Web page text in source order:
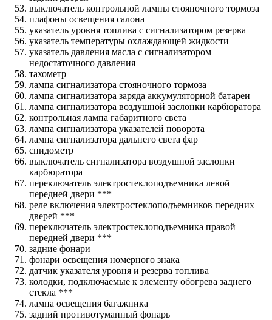
выключатель контрольной лампы стояночного тормоза
плафоны освещения салона
указатель уровня топлива с сигнализатором резерва
указатель температуры охлаждающей жидкости
указатель давления масла с сигнализатором
недостаточного давления
тахометр
лампа сигнализатора стояночного тормоза
лампа сигнализатора заряда аккумуляторной батареи
лампа сигнализатора воздушной заслонки карбюратора
контрольная лампа габаритного света
лампа сигнализатора указателей поворота
лампа сигнализатора дальнего света фар
спидометр
выключатель сигнализатора воздушной заслонки
карбюратора
переключатель электростеклоподъемника левой
передней двери ***
реле включения электростеклоподъемников передних
дверей ***
переключатель электростеклоподъемника правой
передней двери ***
задние фонари
фонари освещения номерного знака
датчик указателя уровня и резерва топлива
колодки, подключаемые к элементу обогрева заднего
стекла ***
лампа освещения багажника
задний противотуманный фонарь